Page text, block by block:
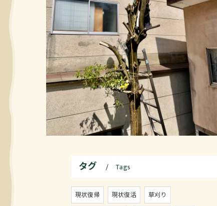
タグ Tags
現状復帰 現状復活
草刈り